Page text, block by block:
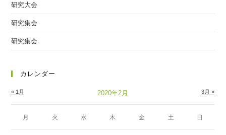
研究大会
研究集会
研究集会.
カレンダー
2020年2月
月 火 水 木 金 土 日
« 1月 3月 »